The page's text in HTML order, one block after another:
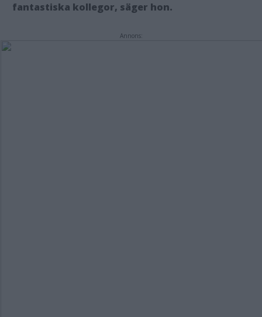
fantastiska kollegor, säger hon.
Annons: